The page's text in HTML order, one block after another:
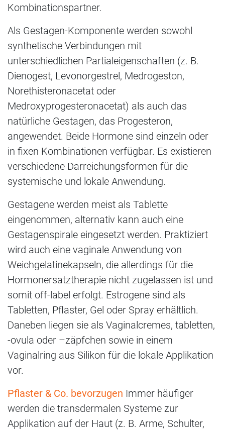
Kombinationspartner.
Als Gestagen-Komponente werden sowohl
synthetische Verbindungen mit
unterschiedlichen Partialeigenschaften (z. B.
Dienogest, Levonorgestrel, Medrogeston,
Norethisteronacetat oder
Medroxyprogesteronacetat) als auch das
natürliche Gestagen, das Progesteron,
angewendet. Beide Hormone sind einzeln oder
in fixen Kombinationen verfügbar. Es existieren
verschiedene Darreichungsformen für die
systemische und lokale Anwendung.
Gestagene werden meist als Tablette
eingenommen, alternativ kann auch eine
Gestagenspirale eingesetzt werden. Praktiziert
wird auch eine vaginale Anwendung von
Weichgelatinekapseln, die allerdings für die
Hormonersatztherapie nicht zugelassen ist und
somit off-label erfolgt. Estrogene sind als
Tabletten, Pflaster, Gel oder Spray erhältlich.
Daneben liegen sie als Vaginalcremes, tabletten,
-ovula oder –zäpfchen sowie in einem
Vaginalring aus Silikon für die lokale Applikation
vor.
Pflaster & Co. bevorzugen Immer häufiger
werden die transdermalen Systeme zur
Applikation auf der Haut (z. B. Arme, Schulter,